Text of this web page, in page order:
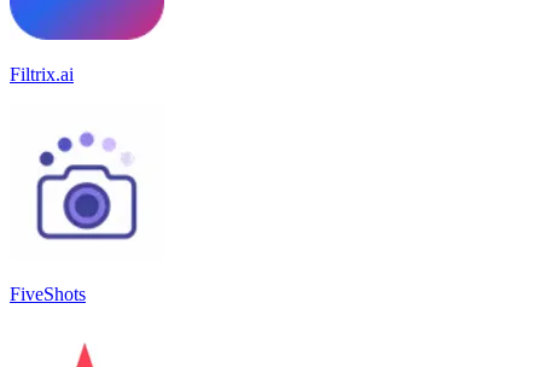
Filtrix.ai
FiveShots